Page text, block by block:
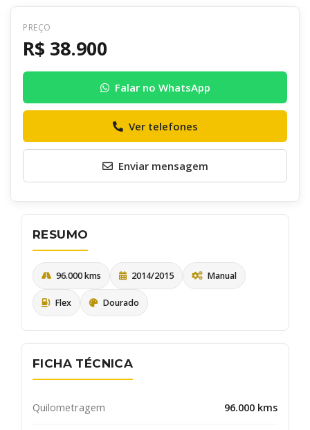
RESUMO
96.000 kms 2014/2015 Manual
Flex Dourado
FICHA TÉCNICA
Quilometragem 96.000 kms
PREÇO
R$ 38.900
Falar no WhatsApp
Ver telefones
Enviar mensagem
Envie uma mensagem ao anunciante
Receber informativos do AutoSerra e parceiros